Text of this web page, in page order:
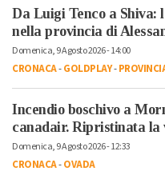
Da Luigi Tenco a Shiva:
nella provincia di
Domenica, 9 Agosto 2026 - 14:00
CRONACA-GOLDPLAY-
Incendio boschivo a
canadair. Ripristinata la
Domenica, 9 Agosto 2026 - 12:33
CRONACA-OVADA